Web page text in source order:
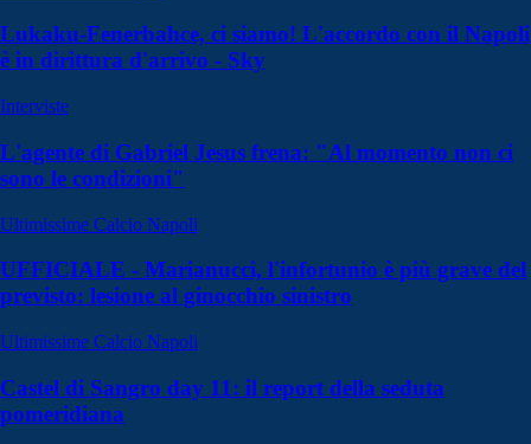
Lukaku-Fenerbahce, ci siamo! L'accordo con il Napoli
è in dirittura d'arrivo - Sky
Interviste
L'agente di Gabriel Jesus frena: "Al momento non ci
sono le condizioni"
Ultimissime Calcio Napoli
UFFICIALE - Marianucci, l'infortunio è più grave del
previsto: lesione al ginocchio sinistro
Ultimissime Calcio Napoli
Castel di Sangro day 11: il report della seduta
pomeridiana